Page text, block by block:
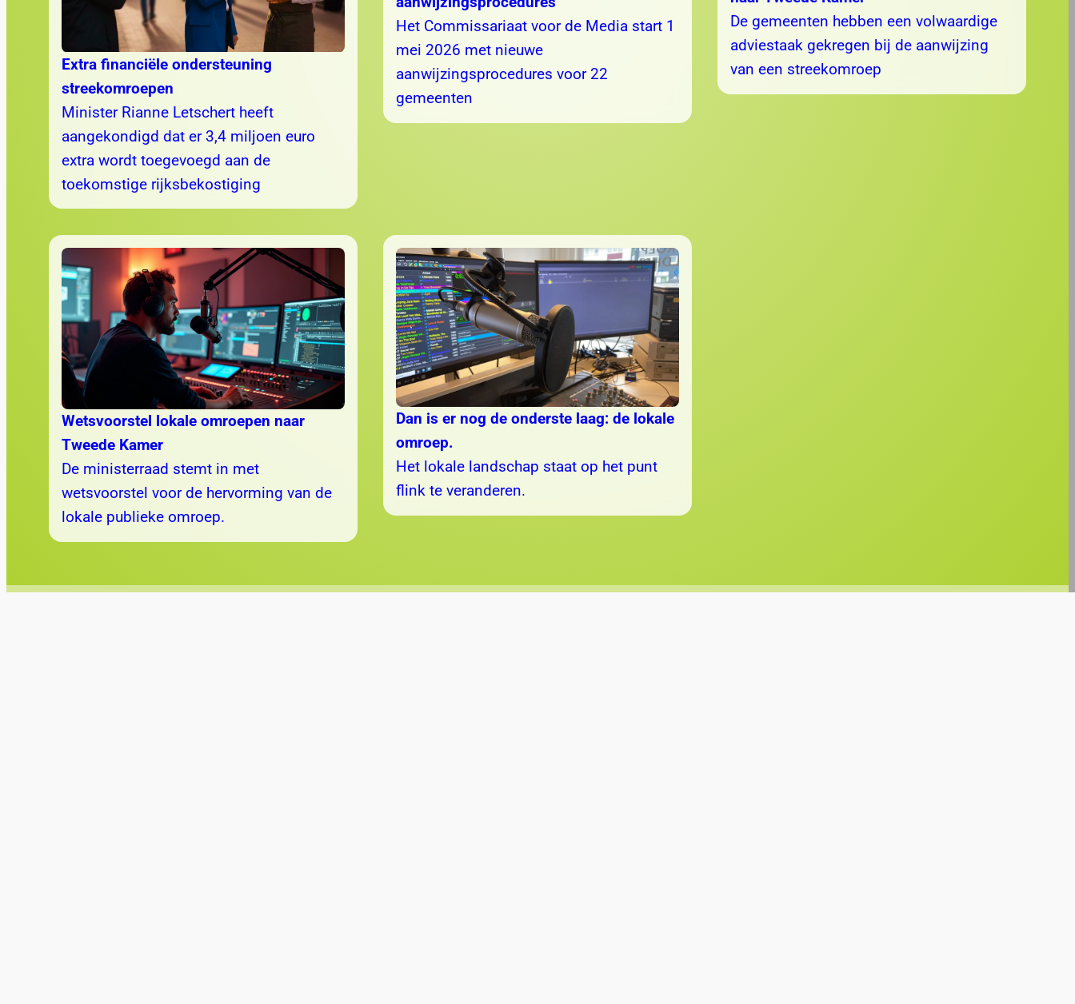
Extra financiële ondersteuning
streekomroepen
Minister Rianne Letschert heeft
aangekondigd dat er 3,4 miljoen euro
extra wordt toegevoegd aan de
toekomstige rijksbekostiging
Het Commissariaat voor de Media start 1
mei 2026 met nieuwe
aanwijzingsprocedures voor 22
gemeenten
De gemeenten hebben een volwaardige
adviestaak gekregen bij de aanwijzing
van een streekomroep
Wetsvoorstel lokale omroepen naar
Tweede Kamer
De ministerraad stemt in met
wetsvoorstel voor de hervorming van de
lokale publieke omroep.
Dan is er nog de onderste laag: de lokale
omroep.
Het lokale landschap staat op het punt
flink te veranderen.